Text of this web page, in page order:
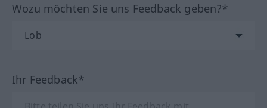
Wozu möchten Sie uns Feedback geben?*
Ihr Feedback*